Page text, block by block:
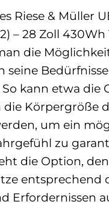
Riese & Müller
– 28 Zoll 430Wh
die
seine Bedürfnisse
kann etwa die
die Körpergröße
um ein
zu
die Option,
entsprechend
Erfordernissen